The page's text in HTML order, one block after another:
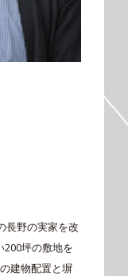
長野の実家を改
200坪の敷地を
建物配置と塀